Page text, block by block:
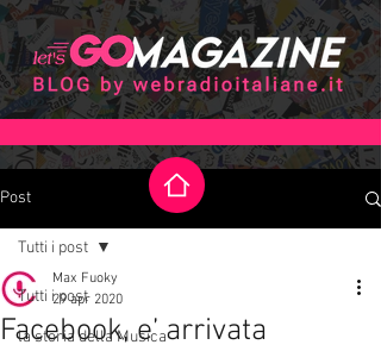
Post
Tutti i post
la storia della Musica
Tutti i post
Facebook, e’ arrivata
Max Fuoky
29 apr 2020